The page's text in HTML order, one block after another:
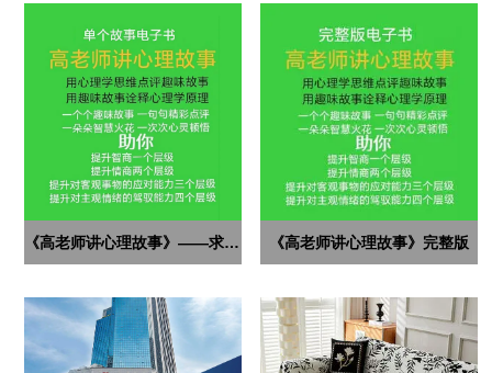
《高老师讲心理故事》——求人不如求自己 《高老师讲心理故事》完整版